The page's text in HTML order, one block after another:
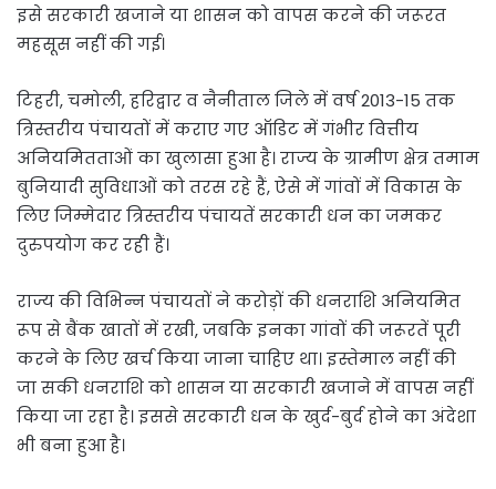
इसे सरकारी खजाने या शासन को वापस करने की जरूरत
महसूस नहीं की गई।
टिहरी, चमोली, हरिद्वार व नैनीताल जिले में वर्ष 2013-15 तक
त्रिस्तरीय पंचायतों में कराए गए ऑडिट में गंभीर वित्तीय
अनियमितताओं का खुलासा हुआ है। राज्य के ग्रामीण क्षेत्र तमाम
बुनियादी सुविधाओं को तरस रहे हैं, ऐसे में गांवों में विकास के
लिए जिम्मेदार त्रिस्तरीय पंचायतें सरकारी धन का जमकर
दुरुपयोग कर रही हैं।
राज्य की विभिन्न पंचायतों ने करोड़ों की धनराशि अनियमित
रूप से बैंक खातों में रखी, जबकि इनका गांवों की जरूरतें पूरी
करने के लिए खर्च किया जाना चाहिए था। इस्तेमाल नहीं की
जा सकी धनराशि को शासन या सरकारी खजाने में वापस नहीं
किया जा रहा है। इससे सरकारी धन के खुर्द-बुर्द होने का अंदेशा
भी बना हुआ है।